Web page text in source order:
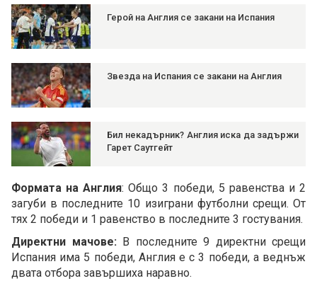
Герой на Англия се закани на Испания
Звезда на Испания се закани на Англия
Бил некадърник? Англия иска да задържи
Гарет Саутгейт
Формата на Англия: Общо 3 победи, 5 равенства и 2
загуби в последните 10 изиграни футболни срещи. От
тях 2 победи и 1 равенство в последните 3 гостувания.
Директни мачове: В последните 9 директни срещи
Испания има 5 победи, Англия е с 3 победи, а веднъж
двата отбора завършиха наравно.